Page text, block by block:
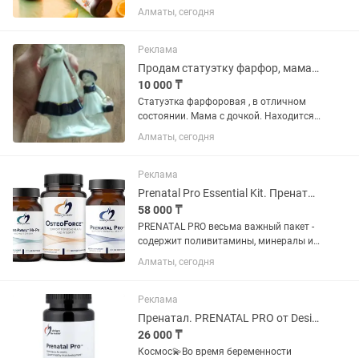
учетом потребностей детей возрастом
от 3 лет и включает все необходимые
умственного развития ребенка. 11...
Алматы, сегодня
Реклама
Продам статуэтку фарфор, мама с дочкой
10 000 ₸
Статуэтка фарфоровая , в отличном
состоянии. Мама с дочкой. Находится
в г. Алматы Ауэзовский район
Алматы, сегодня
Реклама
Prenatal Pro Essential Kit. Пренатал Про Эссеншл Кит
58 000 ₸
PRENATAL PRO весьма важный пакет -
содержит поливитамины, минералы и
Омегу комплекс. Единственный
препарат для беременных на рынке, в
смесь натуральных фолатов...
Алматы, сегодня
Реклама
Пренатал. PRENATAL PRO от Designs For Health ,
26 000 ₸
Космос💫Во время беременности